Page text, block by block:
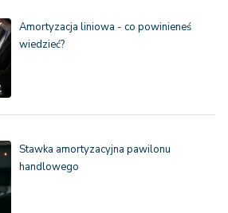
Amortyzacja liniowa - co powinieneś
wiedzieć?
Stawka amortyzacyjna pawilonu
handlowego